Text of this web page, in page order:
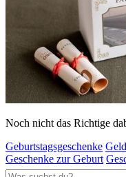
Noch nicht das Richtige
Geburtstagsgeschenke
Geschenke zur Geburt